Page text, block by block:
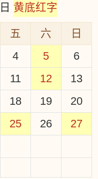
黄底红字
五 六
日
4 5
6
11 12
13
18 19
20
25 26
27